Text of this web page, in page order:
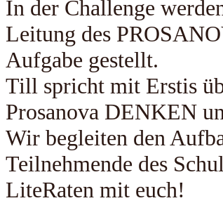
In der Challenge
Leitung des
Aufgabe gestellt.
Till spricht mit Erstis
Prosanova DENKEN
Wir begleiten den
Teilnehmende des
LiteRaten mit euch!